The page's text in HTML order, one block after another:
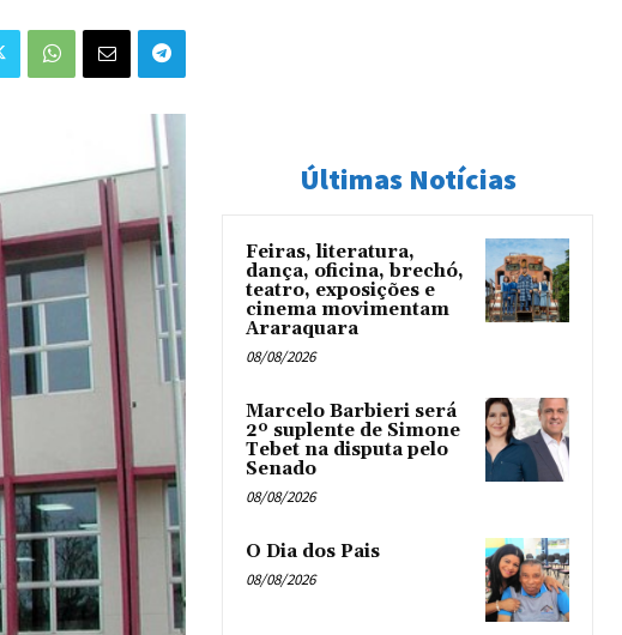
Últimas Notícias
Feiras, literatura,
dança, oficina, brechó,
teatro, exposições e
cinema movimentam
Araraquara
08/08/2026
Marcelo Barbieri será
2º suplente de Simone
Tebet na disputa pelo
Senado
08/08/2026
O Dia dos Pais
08/08/2026